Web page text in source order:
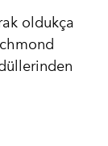
oldukça